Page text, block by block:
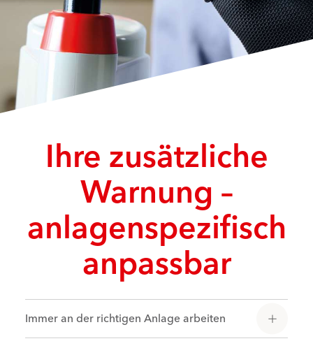
Ihre zusätzliche
Warnung –
anlagenspezifisch
anpassbar
Immer an der richtigen Anlage arbeiten